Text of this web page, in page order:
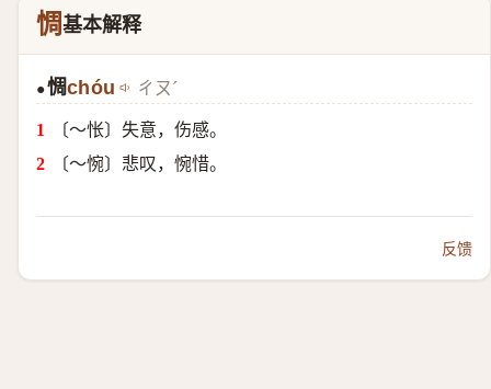
惆基本解释
●惆chóu ㄔㄡˊ
〔～怅〕失意，伤感。
〔～惋〕悲叹，惋惜。
反馈